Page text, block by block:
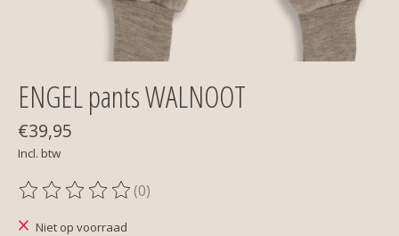
ENGEL pants WALNOOT
€39,95
Incl. btw
De beoordeling van dit product is
(0)
Niet op voorraad